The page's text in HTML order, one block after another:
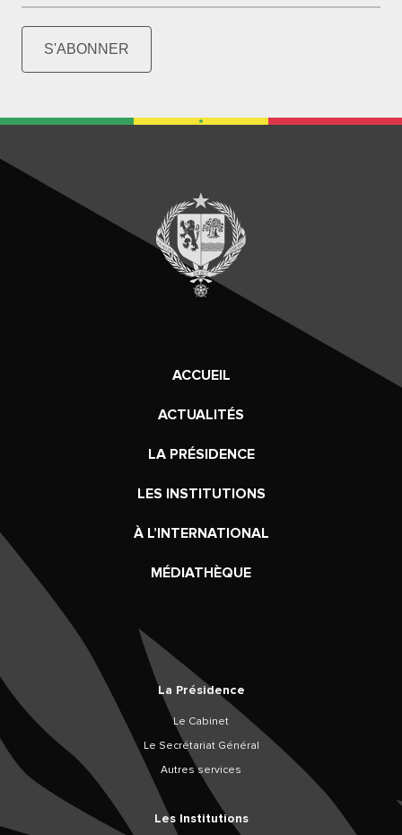
S'ABONNER
ACCUEIL
ACTUALITÉS
LA PRÉSIDENCE
LES INSTITUTIONS
À L’INTERNATIONAL
MÉDIATHÈQUE
La Présidence
Le Cabinet
Le Secrétariat Général
Autres services
Les Institutions